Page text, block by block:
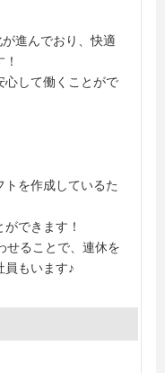
進んでおり、快適
心して働くことがで
を作成しているた
できます！
せることで、連休を
員もいます♪